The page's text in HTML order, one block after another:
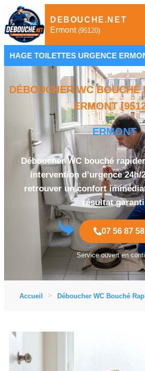
DEBOUCHE.NET
Ermont (95120)
URGENCE ERMONT •
DÉBOUCHER WC BOUCHÉ
ERMONT
ERMONT
Déboucher WC bouché
intervention d’urgence 24h/
retrouver un confort
résultat
07 56 87
Service ouvert en
Accueil Déboucher WC Bouché